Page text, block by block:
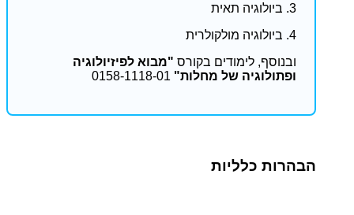
3. ביולוגיה תאית
4. ביולוגיה מולקולרית
ובנוסף, לימודים בקורס "מבוא לפיזיולוגיה
ופתולוגיה של מחלות"
הבהרות כלליות